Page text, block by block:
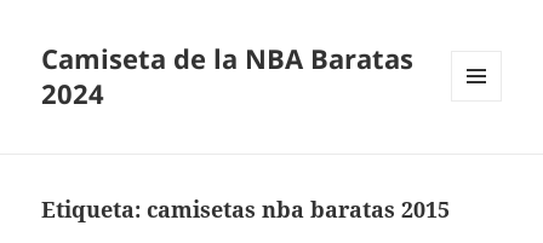
Camiseta de la NBA Baratas
2024
Etiqueta:camisetas nba baratas 2015